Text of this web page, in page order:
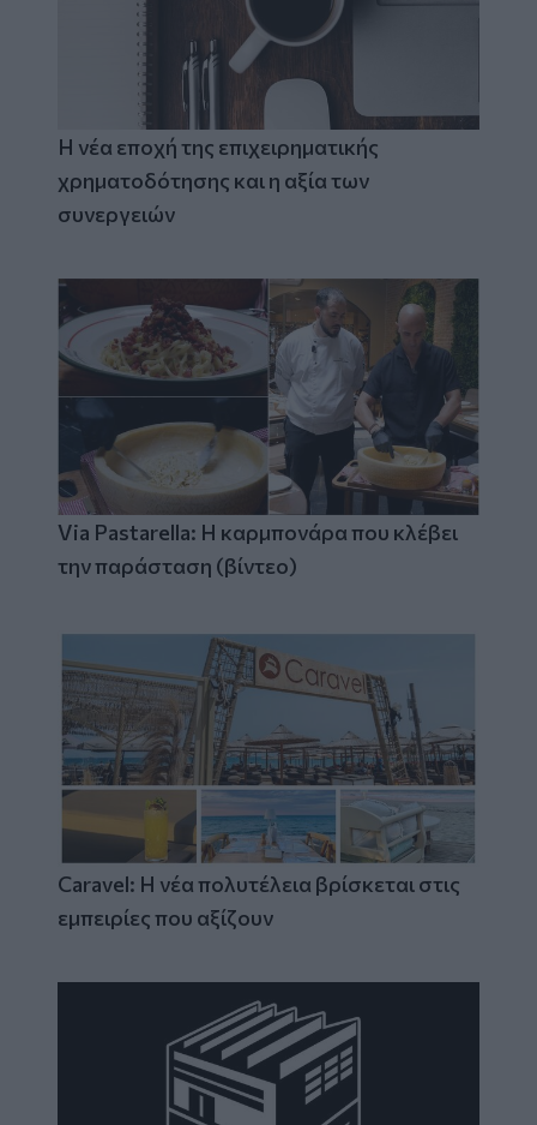
Η νέα εποχή της επιχειρηματικής
χρηματοδότησης και η αξία των
συνεργειών
Via Pastarella: Η καρμπονάρα που κλέβει
την παράσταση (βίντεο)
Caravel: Η νέα πολυτέλεια βρίσκεται στις
εμπειρίες που αξίζουν